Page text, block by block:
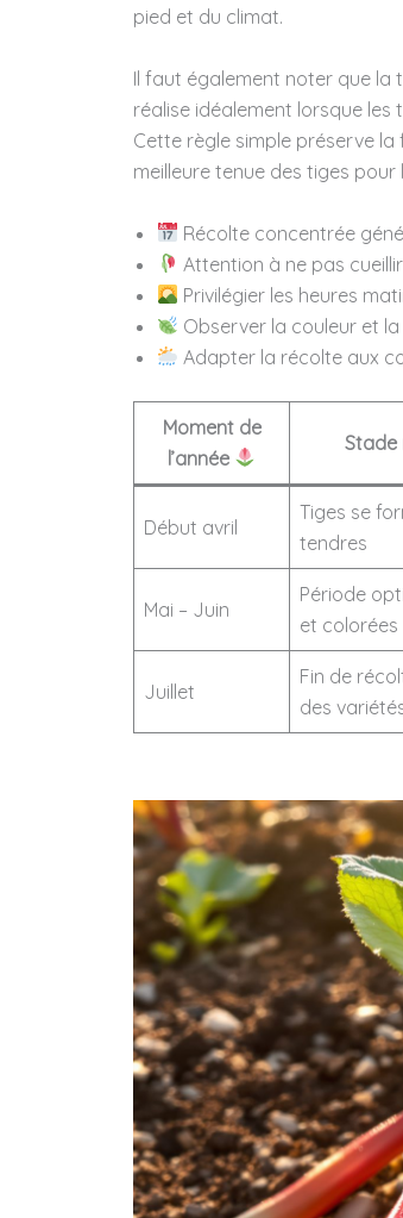
pied et du climat.
Il faut également noter que la
réalise idéalement lorsque
Cette règle simple préserve
meilleure tenue des tiges
Récolte concentrée
Attention à ne pas
Privilégier les heures
Observer la couleur et
Adapter la récolte aux
Moment de
l’année
Stade
Début avril
Tiges se
tendres
Mai – Juin
Période
et colorées
Juillet
Fin de
des